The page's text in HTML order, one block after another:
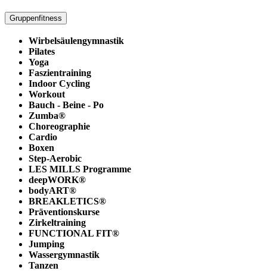
Gruppenfitness
Wirbelsäulengymnastik
Pilates
Yoga
Faszientraining
Indoor Cycling
Workout
Bauch - Beine - Po
Zumba®
Choreographie
Cardio
Boxen
Step-Aerobic
LES MILLS Programme
deepWORK®
bodyART®
BREAKLETICS®
Präventionskurse
Zirkeltraining
FUNCTIONAL FIT®
Jumping
Wassergymnastik
Tanzen